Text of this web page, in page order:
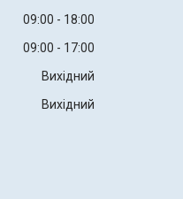
09:00
18:00
09:00
17:00
Вихідний
Вихідний